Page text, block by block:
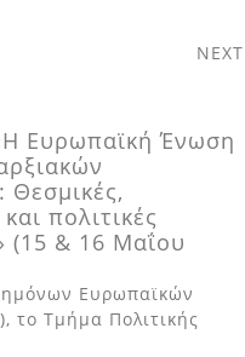
NEXT
Ευρωπαϊκή Ένωση
Θεσµικές,
πολιτικές
(15 & 16 Μαΐου
Ευρωπαϊκών
το Τµήµα Πολιτικής